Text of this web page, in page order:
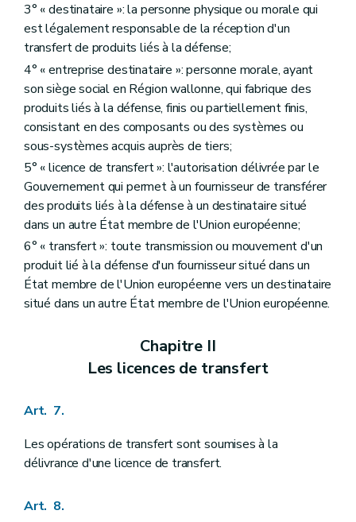
3° « destinataire »: la personne physique ou morale qui
est légalement responsable de la réception d'un
transfert de produits liés à la défense;
4° « entreprise destinataire »: personne morale, ayant
son siège social en Région wallonne, qui fabrique des
produits liés à la défense, finis ou partiellement finis,
consistant en des composants ou des systèmes ou
sous-systèmes acquis auprès de tiers;
5° « licence de transfert »: l'autorisation délivrée par le
Gouvernement qui permet à un fournisseur de transférer
des produits liés à la défense à un destinataire situé
dans un autre État membre de l'Union européenne;
6° « transfert »: toute transmission ou mouvement d'un
produit lié à la défense d'un fournisseur situé dans un
État membre de l'Union européenne vers un destinataire
situé dans un autre État membre de l'Union européenne.
Chapitre II
Les licences de transfert
Art. 7.
Les opérations de transfert sont soumises à la
délivrance d'une licence de transfert.
Art. 8.